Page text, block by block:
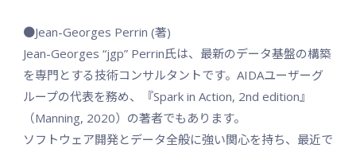
●Jean-Georges Perrin (著)
Jean-Georges “jgp” Perrin氏は、最新のデータ基盤の構築
を専門とする技術コンサルタントです。AIDAユーザーグ
ループの代表を務め、『Spark in Action, 2nd edition』
（Manning, 2020）の著者でもあります。
ソフトウェア開発とデータ全般に強い関心を持ち、最近で